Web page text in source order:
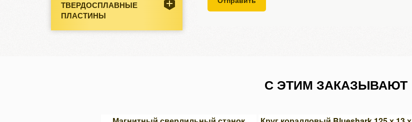
ТВЕРДОСПЛАВНЫЕ
ПЛАСТИНЫ
С ЭТИМ ЗАКАЗЫВАЮТ